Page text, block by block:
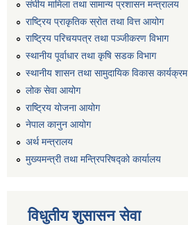
संघीय मामिला तथा सामान्य प्रशासन मन्त्रालय
राष्ट्रिय प्राकृतिक स्रोत तथा वित्त आयोग
राष्ट्रिय परिचयपत्र तथा पञ्जीकरण विभाग
स्थानीय पूर्वाधार तथा कृषि सडक विभाग
स्थानीय शासन तथा सामुदायिक विकास कार्यक्रम
लोक सेवा आयोग
राष्ट्रिय योजना आयोग
नेपाल कानुन आयोग
अर्थ मन्त्रालय
मुख्यमन्त्री तथा मन्त्रिपरिषद्को कार्यालय
विधुतीय शुसासन सेवा